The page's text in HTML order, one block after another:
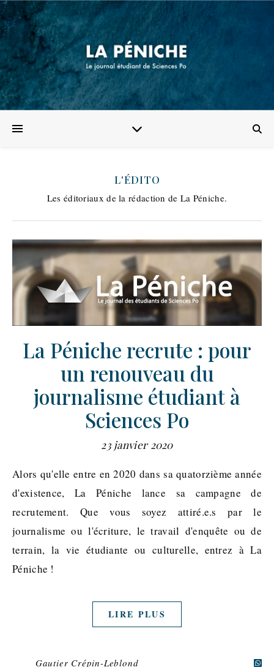
L'ÉDITO
Les éditoriaux de la rédaction de La Péniche.
La Péniche recrute : pour
un renouveau du
journalisme étudiant à
Sciences Po
23 janvier 2020
Alors qu'elle entre en 2020 dans sa quatorzième année
d'existence, La Péniche lance sa campagne de
recrutement. Que vous soyez attiré.e.s par le
journalisme ou l'écriture, le travail d'enquête ou de
terrain, la vie étudiante ou culturelle, entrez à La
Péniche !
LIRE PLUS
Gautier Crépin-Leblond